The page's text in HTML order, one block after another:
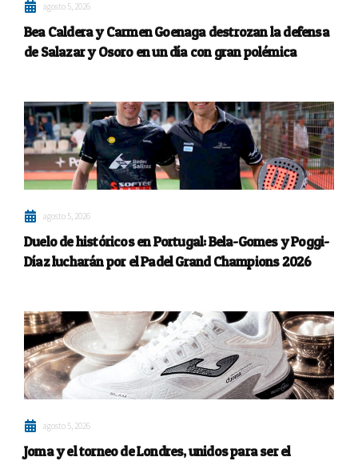
agosto 5, 2026
Bea Caldera y Carmen Goenaga destrozan la defensa
de Salazar y Osoro en un día con gran polémica
agosto 5, 2026
Duelo de históricos en Portugal: Bela-Gomes y Poggi-
Díaz lucharán por el Padel Grand Champions 2026
agosto 5, 2026
Joma y el torneo de Londres, unidos para ser el